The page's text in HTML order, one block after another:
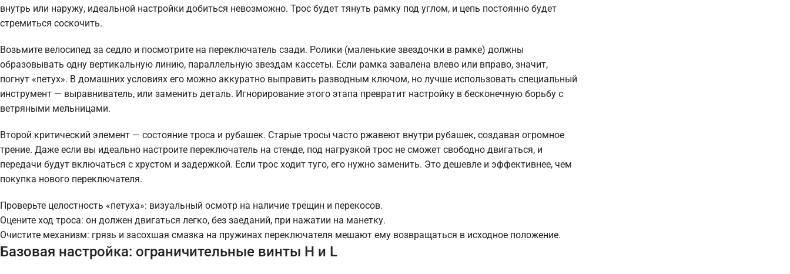
внутрь или наружу, идеальной настройки добиться невозможно. Трос будет тянуть рамку под углом, и цепь постоянно будет
стремиться соскочить.
Возьмите велосипед за седло и посмотрите на переключатель сзади. Ролики (маленькие звездочки в рамке) должны
образовывать одну вертикальную линию, параллельную звездам кассеты. Если рамка завалена влево или вправо, значит,
погнут «петух». В домашних условиях его можно аккуратно выправить разводным ключом, но лучше использовать специальный
инструмент — выравниватель, или заменить деталь. Игнорирование этого этапа превратит настройку в бесконечную борьбу с
ветряными мельницами.
Второй критический элемент — состояние троса и рубашек. Старые тросы часто ржавеют внутри рубашек, создавая огромное
трение. Даже если вы идеально настроите переключатель на стенде, под нагрузкой трос не сможет свободно двигаться, и
передачи будут включаться с хрустом и задержкой. Если трос ходит туго, его нужно заменить. Это дешевле и эффективнее, чем
покупка нового переключателя.
Проверьте целостность «петуха»: визуальный осмотр на наличие трещин и перекосов.
Оцените ход троса: он должен двигаться легко, без заеданий, при нажатии на манетку.
Очистите механизм: грязь и засохшая смазка на пружинах переключателя мешают ему возвращаться в исходное положение.
Базовая настройка: ограничительные винты H и L